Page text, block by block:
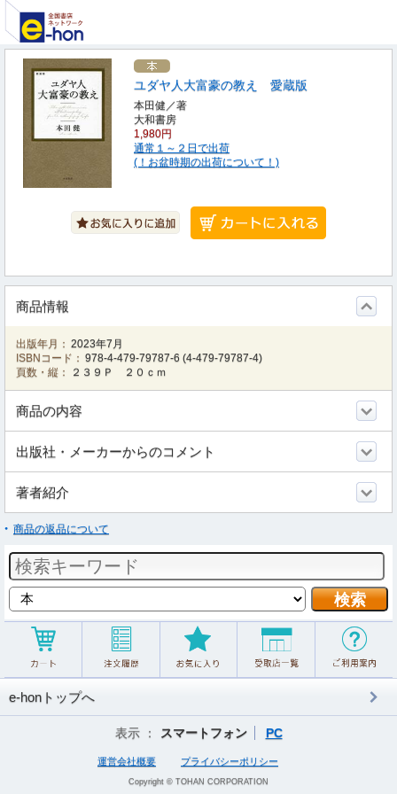
ユダヤ人大富豪の教え 愛蔵版
本田健／著
大和書房
1,980円
通常１～２日で出荷
(！お盆時期の出荷について！)
商品情報
出版年月： 2023年7月
ISBNコード： 978-4-479-79787-6 (4-479-79787-4)
頁数・縦：
２３９Ｐ ２０ｃｍ
商品の内容
出版社・メーカーからのコメント
著者紹介
商品の返品について
e-honトップへ
表示 ： スマートフォン PC
運営会社概要 プライバシーポリシー
Copyright © TOHAN CORPORATION